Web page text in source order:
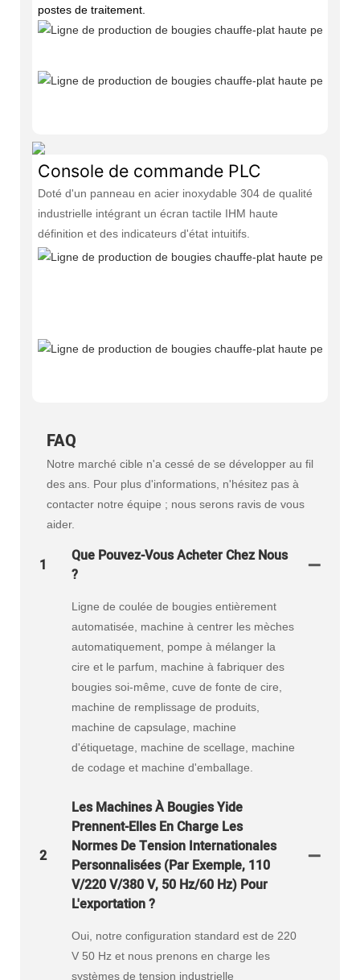
postes de traitement.
Console de commande PLC
Doté d'un panneau en acier inoxydable 304 de qualité
industrielle intégrant un écran tactile IHM haute
définition et des indicateurs d'état intuitifs.
FAQ
Notre marché cible n'a cessé de se développer au fil
des ans. Pour plus d'informations, n'hésitez pas à
contacter notre équipe ; nous serons ravis de vous
aider.
1
Que Pouvez-Vous Acheter Chez Nous
?
Ligne de coulée de bougies entièrement
automatisée, machine à centrer les mèches
automatiquement, pompe à mélanger la
cire et le parfum, machine à fabriquer des
bougies soi-même, cuve de fonte de cire,
machine de remplissage de produits,
machine de capsulage, machine
d'étiquetage, machine de scellage, machine
de codage et machine d'emballage.
2
Les Machines À Bougies Yide
Prennent-Elles En Charge Les
Normes De Tension Internationales
Personnalisées (par Exemple, 110
V/220 V/380 V, 50 Hz/60 Hz) Pour
L'exportation ?
Oui, notre configuration standard est de 220
V 50 Hz et nous prenons en charge les
systèmes de tension industrielle